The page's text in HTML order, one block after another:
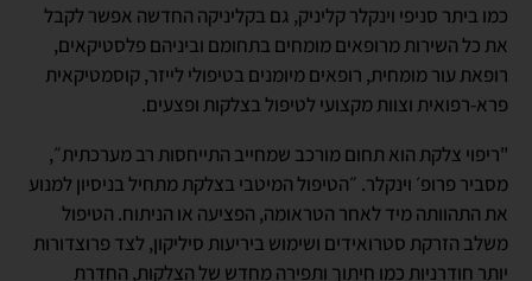
כמו ביתר סניפי וינקלר קליניק, גם בקליניקה החדשה אפשר לקבל
את כל השירות מרופאים מומחים בתחומם וביניהם פלסטיקאים,
רופאת עור מומחית, רופאים מיומנים בטיפולי לייזר, קוסמטיקאית
פרא-רפואית וצוות מקצועי לטיפול בצלקות ופצעים.
"ריפוי צלקת הוא תחום מורכב שמחייב התייחסות רב מערכתית״,
מסביר פרופ׳ וינקלר. ״הטיפול המיטבי בצלקת מתחיל בניסיון למנוע
את התהוותה מיד לאחר הטראומה, הפציעה או הניתוח. הטיפול
משלב הזרקת סטרואידים ושימוש ביריעות סיליקון, לצד פרוצדורות
יותר חודרניות כמו חיתוך ותפירה מחדש של הצלקות, החדרת